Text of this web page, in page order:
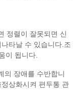
정렬이 잘못되면 신
타날 수 있습니다.조
이 됩니다.
의 장애를 수반합니
상화시켜 편두통 관